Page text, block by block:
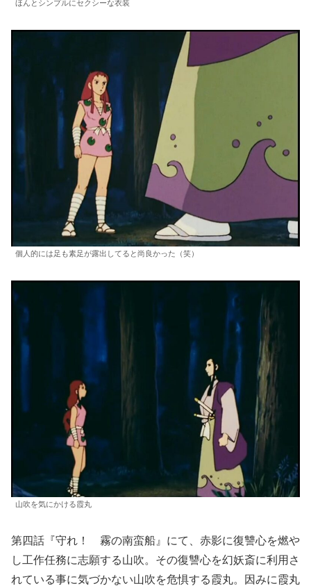
ほんとシンプルにセクシーな衣装
個人的には足も素足が露出してると尚良かった（笑）
山吹を気にかける霞丸
第四話『守れ！ 霧の南蛮船』にて、赤影に復讐心を燃や
し工作任務に志願する山吹。その復讐心を幻妖斎に利用さ
れている事に気づかない山吹を危惧する霞丸。因みに霞丸